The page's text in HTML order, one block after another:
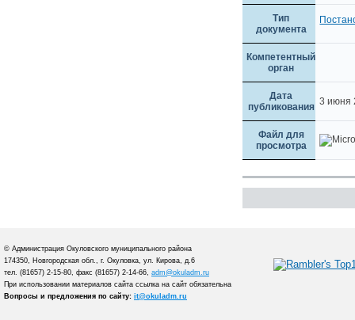
Тип
документа
Компетентный
орган
Дата
публикования 3 июня
Файл для
просмотра
© Администрация Окуловского муниципального района
174350, Новгородская обл., г. Окуловка, ул. Кирова, д.6
тел. (81657) 2-15-80, факс (81657) 2-14-66, adm@okuladm.ru
При использовании материалов сайта ссылка на сайт обязательна
Вопросы и предложения по сайту: it@okuladm.ru